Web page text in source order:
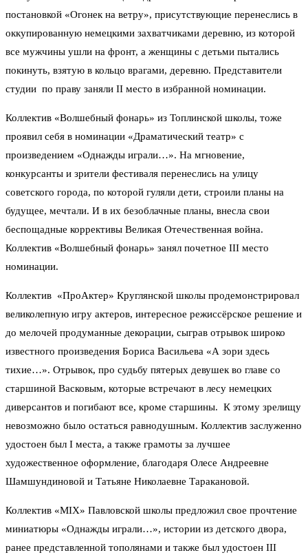
постановкой «Огонек на ветру», присутствующие перенеслись в
оккупированную немецкими захватчиками деревню, из которой
все мужчины ушли на фронт, а женщины с детьми пытались
покинуть, взятую в кольцо врагами, деревню. Представители
студии по праву заняли II место в избранной номинации.
Коллектив «Волшебный фонарь» из Топлинской школы, тоже
проявил себя в номинации «Драматический театр» с
произведением «Однажды играли…». На мгновение,
конкурсанты и зрители фестиваля перенеслись на улицу
советского города, по которой гуляли дети, строили планы на
будущее, мечтали. И в их безоблачные планы, внесла свои
беспощадные коррективы Великая Отечественная война.
Коллектив «Волшебный фонарь» занял почетное III место
номинации.
Коллектив «ПроАктер» Круглянской школы продемонстрировал
великолепную игру актеров, интересное режиссёрское решение и
до мелочей продуманные декорации, сыграв отрывок широко
известного произведения Бориса Васильева «А зори здесь
тихие…». Отрывок, про судьбу пятерых девушек во главе со
старшиной Васковым, которые встречают в лесу немецких
диверсантов и погибают все, кроме старшины. К этому зрелищу
невозможно было остаться равнодушным. Коллектив заслуженно
удостоен был I места, а также грамоты за лучшее
художественное оформление, благодаря Олесе Андреевне
Шамшундиновой и Татьяне Николаевне Таракановой.
Коллектив «MIX» Павловской школы предложил свое прочтение
миниатюры «Однажды играли…», истории из детского двора,
ранее представленной тополянами и также был удостоен III